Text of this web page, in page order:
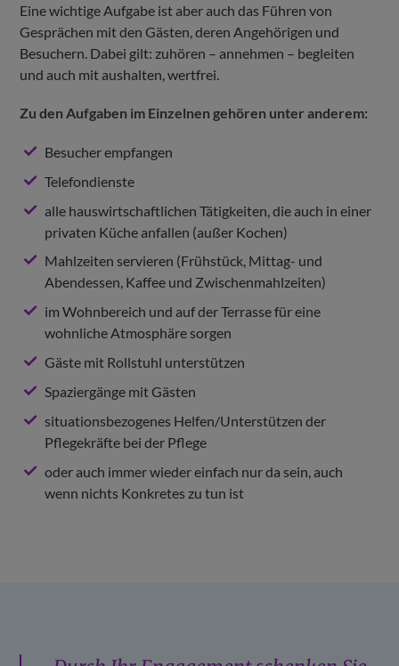
Eine wichtige Aufgabe ist aber auch das Führen von
Gesprächen mit den Gästen, deren Angehörigen und
Besuchern. Dabei gilt: zuhören – annehmen – begleiten
und auch mit aushalten, wertfrei.
Zu den Aufgaben im Einzelnen gehören unter anderem:
Besucher empfangen
Telefondienste
alle hauswirtschaftlichen Tätigkeiten, die auch in einer
privaten Küche anfallen (außer Kochen)
Mahlzeiten servieren (Frühstück, Mittag- und
Abendessen, Kaffee und Zwischenmahlzeiten)
im Wohnbereich und auf der Terrasse für eine
wohnliche Atmosphäre sorgen
Gäste mit Rollstuhl unterstützen
Spaziergänge mit Gästen
situationsbezogenes Helfen/Unterstützen der
Pflegekräfte bei der Pflege
oder auch immer wieder einfach nur da sein, auch
wenn nichts Konkretes zu tun ist